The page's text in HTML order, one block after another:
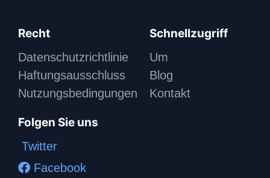
Recht
Datenschutzrichtlinie
Haftungsausschluss
Nutzungsbedingungen
Schnellzugriff
Um
Blog
Kontakt
Folgen Sie uns
Twitter
Facebook